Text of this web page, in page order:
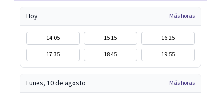
Hoy Más horas
14:05 15:15
16:25
17:35
18:45 19:55
Lunes, 10 de agosto Más horas